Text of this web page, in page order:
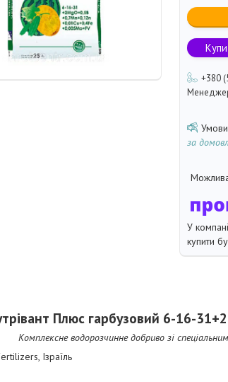
+380
за
У
купити
Плюс гарбузовий 6-16-
Комплексне водорозчинне добриво зі
Ізраїль